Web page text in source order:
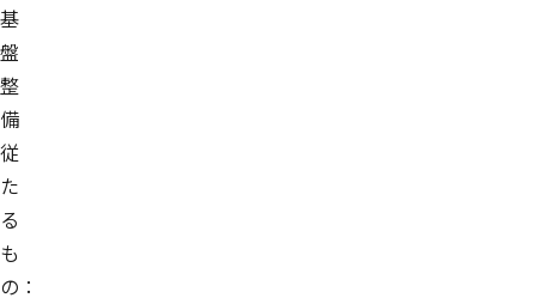
基
盤
整
備
従
た
る
も
の：